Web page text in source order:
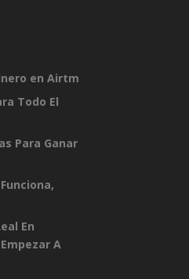
en Airtm
Todo El
Para Ganar
En
A